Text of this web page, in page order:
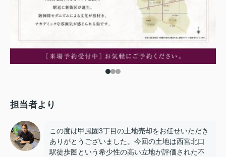
担当者より
この度は甲風園3丁目の土地売却をお任せいただき
ありがとうございました。今回の土地は西宮北口
駅徒歩圏という希少性の高い立地が評価された不